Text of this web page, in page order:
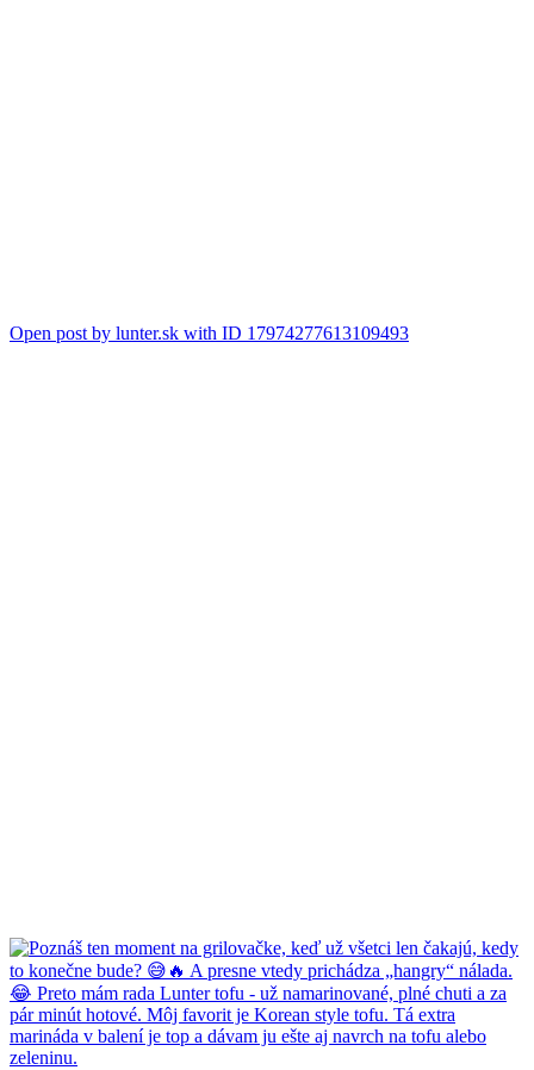
Open post by lunter.sk with ID 17974277613109493